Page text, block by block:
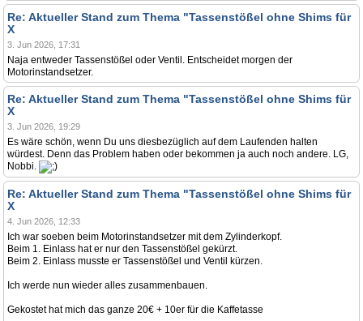
Re: Aktueller Stand zum Thema "Tassenstößel ohne Shims für
X
3. Jun 2026, 17:31
Naja entweder Tassenstößel oder Ventil. Entscheidet morgen der
Motorinstandsetzer.
Re: Aktueller Stand zum Thema "Tassenstößel ohne Shims für
X
3. Jun 2026, 19:29
Es wäre schön, wenn Du uns diesbezüglich auf dem Laufenden halten
würdest. Denn das Problem haben oder bekommen ja auch noch andere. LG,
Nobbi.
Re: Aktueller Stand zum Thema "Tassenstößel ohne Shims für
X
4. Jun 2026, 12:33
Ich war soeben beim Motorinstandsetzer mit dem Zylinderkopf.
Beim 1. Einlass hat er nur den Tassenstößel gekürzt.
Beim 2. Einlass musste er Tassenstößel und Ventil kürzen.
Ich werde nun wieder alles zusammenbauen.
Gekostet hat mich das ganze 20€ + 10er für die Kaffetasse